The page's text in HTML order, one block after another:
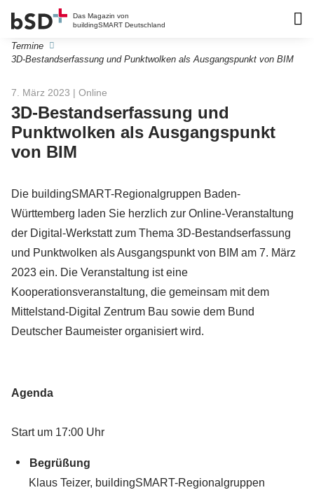
Das Magazin von
buildingSMART Deutschland
Termine
3D-Bestandserfassung und Punktwolken als Ausgangspunkt von BIM
7. März 2023 | Online
3D-Bestandserfassung und
Punktwolken als Ausgangspunkt
von BIM
Die buildingSMART-Regionalgruppen Baden-
Württemberg laden Sie herzlich zur Online-Veranstaltung
der Digital-Werkstatt zum Thema 3D-Bestandserfassung
und Punktwolken als Ausgangspunkt von BIM am 7. März
2023 ein. Die Veranstaltung ist eine
Kooperationsveranstaltung, die gemeinsam mit dem
Mittelstand-Digital Zentrum Bau sowie dem Bund
Deutscher Baumeister organisiert wird.
Agenda
Start um 17:00 Uhr
Begrüßung
Klaus Teizer, buildingSMART-Regionalgruppen